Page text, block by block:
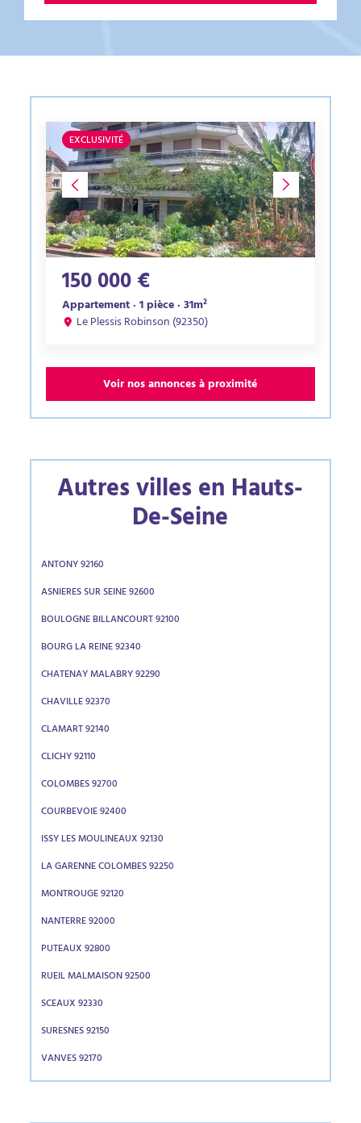
EXCLUSIVITÉ
150 000 €
Appartement · 1 pièce · 31m²
Le Plessis Robinson (92350)
Voir nos annonces à proximité
Autres villes en Hauts-
De-Seine
ANTONY 92160
ASNIERES SUR SEINE 92600
BOULOGNE BILLANCOURT 92100
BOURG LA REINE 92340
CHATENAY MALABRY 92290
CHAVILLE 92370
CLAMART 92140
CLICHY 92110
COLOMBES 92700
COURBEVOIE 92400
ISSY LES MOULINEAUX 92130
LA GARENNE COLOMBES 92250
MONTROUGE 92120
NANTERRE 92000
PUTEAUX 92800
RUEIL MALMAISON 92500
SCEAUX 92330
SURESNES 92150
VANVES 92170